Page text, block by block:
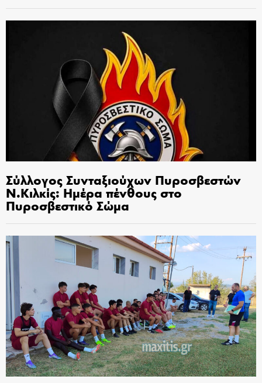
Σύλλογος Συνταξιούχων Πυροσβεστών
Ν.Κιλκίς: Ημέρα πένθους στο
Πυροσβεστικό Σώμα